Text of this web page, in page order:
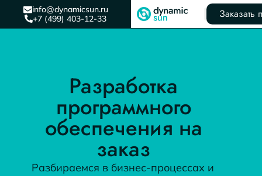
info@dynamicsun.ru
+7 (499) 403-12-33
Заказать
Разработка
программного
обеспечения на
заказ
Разбираемся в бизнес-процессах и